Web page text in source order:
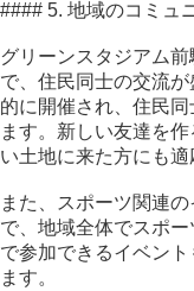
#### 5. 地域のコミュ
グリーンスタジアム
で、住民同士の交流
的に開催され、住民
ます。新しい友達を
い土地に来た方にも適
また、スポーツ関連
で、地域全体でスポ
で参加できるイベン
ます。